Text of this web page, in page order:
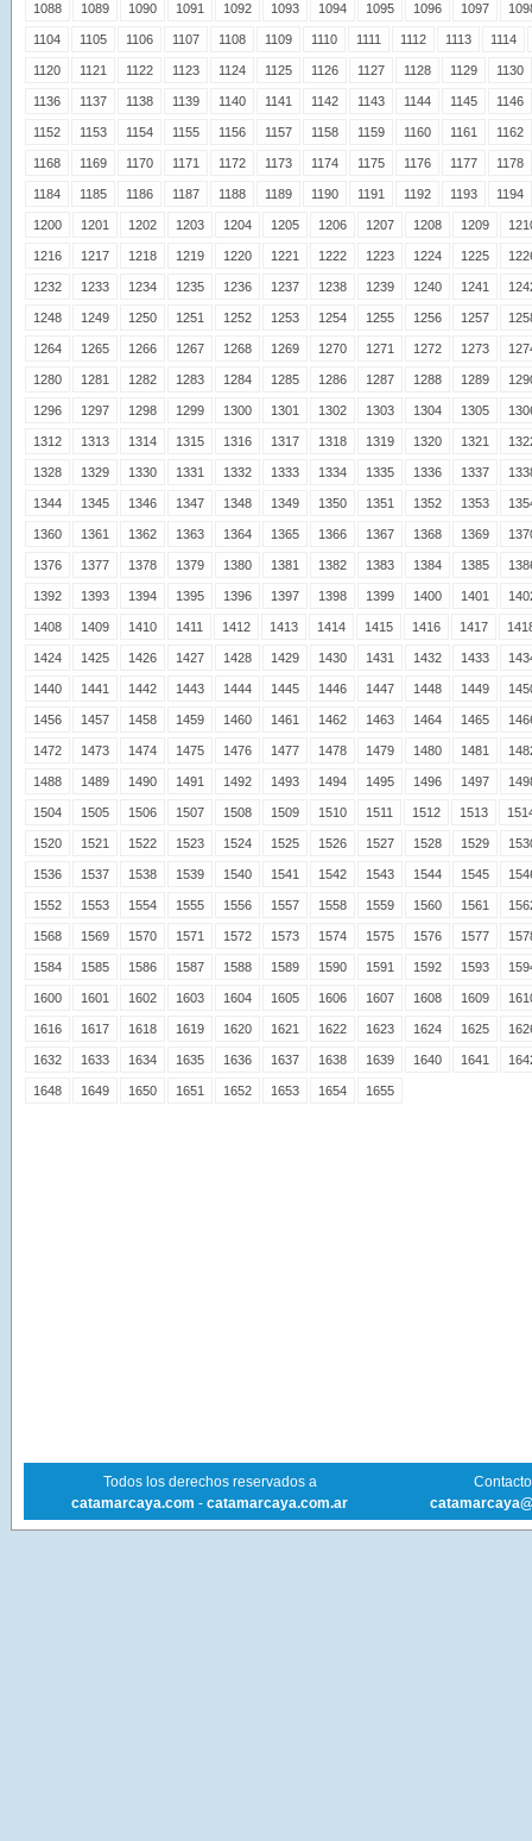
1088 1089 1090 1091 1092 1093 1094 1095 1096 1097
1104 1105 1106 1107 1108 1109 1110 1111 1112 1113 1114
1120 1121 1122 1123 1124 1125 1126 1127 1128 1129 1130
1136 1137 1138 1139 1140 1141 1142 1143 1144 1145 1146
1152 1153 1154 1155 1156 1157 1158 1159 1160 1161 1162
1168 1169 1170 1171 1172 1173 1174 1175 1176 1177 1178
1184 1185 1186 1187 1188 1189 1190 1191 1192 1193 1194
1200 1201 1202 1203 1204 1205 1206 1207 1208 1209
1216 1217 1218 1219 1220 1221 1222 1223 1224 1225
1232 1233 1234 1235 1236 1237 1238 1239 1240 1241
1248 1249 1250 1251 1252 1253 1254 1255 1256 1257
1264 1265 1266 1267 1268 1269 1270 1271 1272 1273
1280 1281 1282 1283 1284 1285 1286 1287 1288 1289
1296 1297 1298 1299 1300 1301 1302 1303 1304 1305
1312 1313 1314 1315 1316 1317 1318 1319 1320 1321
1328 1329 1330 1331 1332 1333 1334 1335 1336 1337
1344 1345 1346 1347 1348 1349 1350 1351 1352 1353
1360 1361 1362 1363 1364 1365 1366 1367 1368 1369
1376 1377 1378 1379 1380 1381 1382 1383 1384 1385
1392 1393 1394 1395 1396 1397 1398 1399 1400 1401
1408 1409 1410 1411 1412 1413 1414 1415 1416 1417
1424 1425 1426 1427 1428 1429 1430 1431 1432 1433
1440 1441 1442 1443 1444 1445 1446 1447 1448 1449
1456 1457 1458 1459 1460 1461 1462 1463 1464 1465
1472 1473 1474 1475 1476 1477 1478 1479 1480 1481
1488 1489 1490 1491 1492 1493 1494 1495 1496 1497
1504 1505 1506 1507 1508 1509 1510 1511 1512 1513
1520 1521 1522 1523 1524 1525 1526 1527 1528 1529
1536 1537 1538 1539 1540 1541 1542 1543 1544 1545
1552 1553 1554 1555 1556 1557 1558 1559 1560 1561
1568 1569 1570 1571 1572 1573 1574 1575 1576 1577
1584 1585 1586 1587 1588 1589 1590 1591 1592 1593
1600 1601 1602 1603 1604 1605 1606 1607 1608 1609
1616 1617 1618 1619 1620 1621 1622 1623 1624 1625
1632 1633 1634 1635 1636 1637 1638 1639 1640 1641
1648 1649 1650 1651 1652 1653 1654 1655
Todos los derechos reservados a
catamarcaya.com - catamarcaya.com.ar